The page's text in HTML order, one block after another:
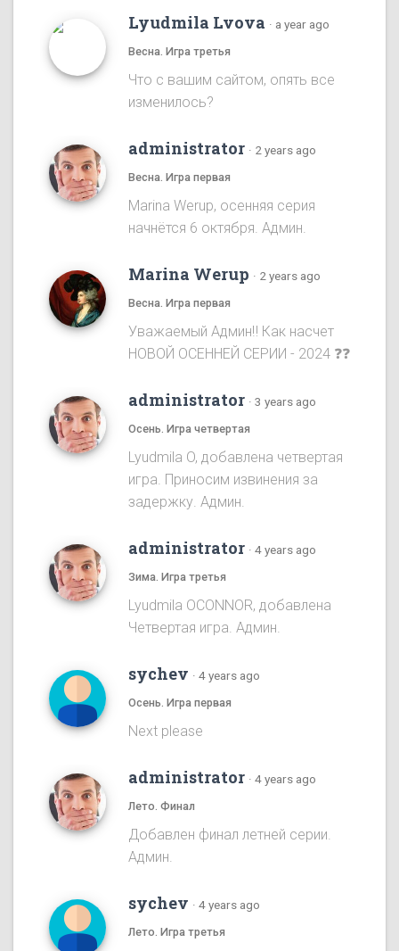
Lyudmila Lvova · a year ago
Весна. Игра третья
Что с вашим сайтом, опять все
изменилось?
administrator · 2 years ago
Весна. Игра первая
Marina Werup, осенняя серия
начнётся 6 октября. Админ.
Marina Werup · 2 years ago
Весна. Игра первая
Уважаемый Админ‼️ Как насчет
НОВОЙ ОСЕННЕЙ СЕРИИ - 2024 ❓❓
administrator · 3 years ago
Осень. Игра четвертая
Lyudmila O, добавлена четвертая
игра. Приносим извинения за
задержку. Админ.
administrator · 4 years ago
Зима. Игра третья
Lyudmila OCONNOR, добавлена
Четвертая игра. Админ.
sychev · 4 years ago
Осень. Игра первая
Next please
administrator · 4 years ago
Лето. Финал
Добавлен финал летней серии.
Админ.
sychev · 4 years ago
Лето. Игра третья